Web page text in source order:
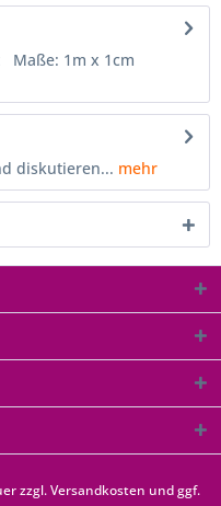
Maße: 1m x 1cm
diskutieren... mehr
zzgl.Versandkosten und ggf.